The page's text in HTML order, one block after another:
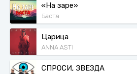
«На заре»
Баста
Царица
ANNA ASTI
СПРОСИ, ЗВЕЗДА